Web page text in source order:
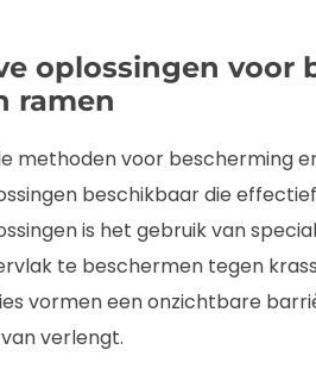
oplossingen voor
ramen
methoden voor bescherming
beschikbaar die effectief
is het gebruik van
te beschermen tegen
vormen een onzichtbare
verlengt.